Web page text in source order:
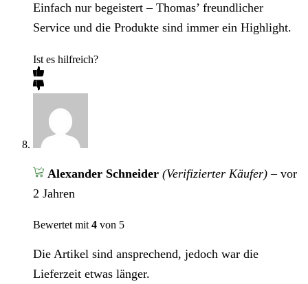
Einfach nur begeistert – Thomas’ freundlicher
Service und die Produkte sind immer ein Highlight.
Ist es hilfreich?
Alexander Schneider (Verifizierter Käufer) – vor
2 Jahren
Bewertet mit4 von 5
Die Artikel sind ansprechend, jedoch war die
Lieferzeit etwas länger.